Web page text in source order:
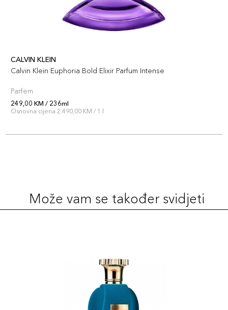
CALVIN KLEIN
Calvin Klein Euphoria Bold Elixir Parfum Intense
Parfem
249,00 KM / 236ml
Osnovna cijena 2.490,00 KM / 1 l
Može vam se također svidjeti